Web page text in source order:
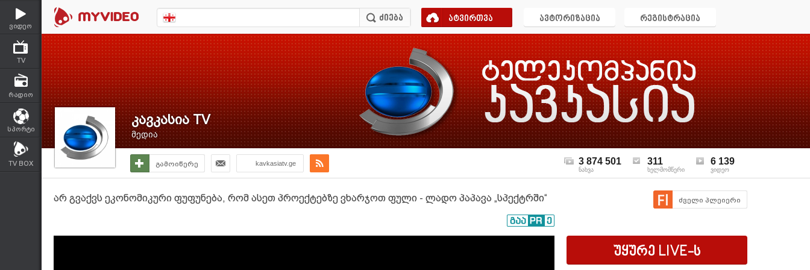
ვიდეო
TV
რადიო
სპორტი
TV BOX
ატვირთვა ავტორიზაცია რეგისტრაცია
კავკასია TV
მედია
გამოიწერე kavkasiatv.ge 3 874 501
ნახვა
311
ხელმომწერი
6 139
ვიდეო
არ გვაქვს ეკონომიკური ფუფუნება, რომ ასეთ პროექტებზე ვხარჯოთ ფული - ლადო პაპავა „სპექტრში“ ძველი პლეიერი
უყურე LIVE-ს